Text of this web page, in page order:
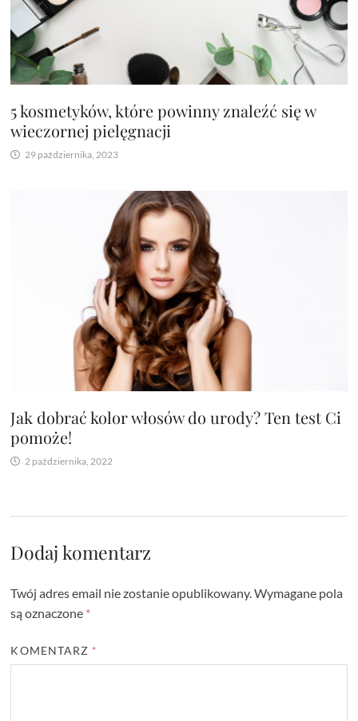
5 kosmetyków, które powinny znaleźć się w
wieczornej pielęgnacji
29 października, 2023
Jak dobrać kolor włosów do urody? Ten test Ci
pomoże!
2 października, 2022
Dodaj komentarz
Twój adres email nie zostanie opublikowany. Wymagane pola
są oznaczone *
KOMENTARZ *